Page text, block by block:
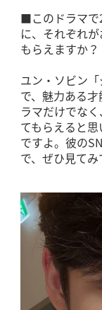
■このドラマで
に、それぞれ
もらえますか？
ユン・ソビン
で、魅力ある
ラマだけでな
てもらえると
ですよ。彼の
で、ぜひ見てみ